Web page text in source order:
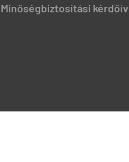
Minőségbiztosítási kérdőív